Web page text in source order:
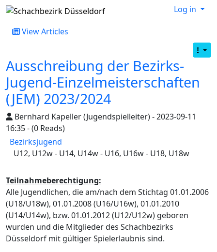
Log in
View Articles
Ausschreibung der Bezirks-
Jugend-Einzelmeisterschaften
(JEM) 2023/2024
Bernhard Kapeller (Jugendspielleiter) - 2023-09-11
16:35 - (0 Reads)
Bezirksjugend
U12, U12w - U14, U14w - U16, U16w - U18, U18w
Teilnahmeberechtigung:
Alle Jugendlichen, die am/nach dem Stichtag 01.01.2006
(U18/U18w), 01.01.2008 (U16/U16w), 01.01.2010
(U14/U14w), bzw. 01.01.2012 (U12/U12w) geboren
wurden und die Mitglieder des Schachbezirks
Düsseldorf mit gültiger Spielerlaubnis sind.